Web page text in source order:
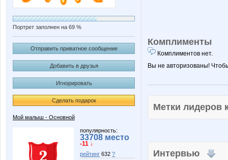
Портрет заполнен на 69 %
Отправить приватное сообщение
Добавить в друзья
Игнорировать
Сделать подарок
Мой малыш - Основной
популярность:
33708 место
-11 ↓
рейтинг 632 ?
Комплименты
Комплиментов нет.
Вы не авторизованы!
Метки
Интервью